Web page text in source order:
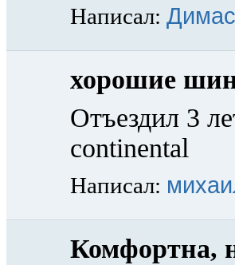
Написал: Димас
хорошие
Отъездил 3
continental
Написал:
Комфортна,